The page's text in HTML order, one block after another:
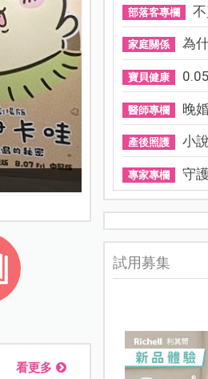
資優教育15問！
看更多
部落客專欄 不
家庭關係 為
寶貝健康
醫師專欄 晚
產後照護 小
專家專欄 守
試用募集